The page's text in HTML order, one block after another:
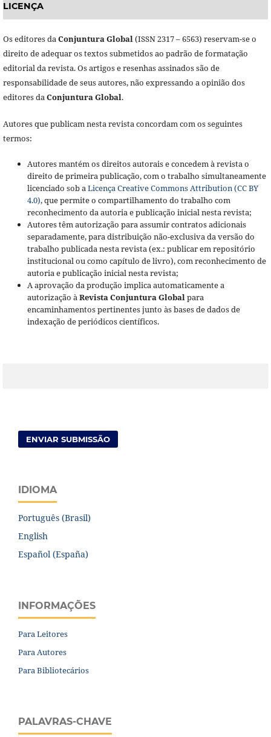
LICENÇA
Os editores daConjuntura Global(ISSN 2317 – 6563) reservam-se o
direito de adequar os textos submetidos ao padrão de formatação
editorial da revista. Os artigos e resenhas assinados são de
responsabilidade de seus autores, não expressando a opinião dos
editores daConjuntura Global.
Autores que publicam nesta revista concordam com os seguintes
termos:
Autores mantém os direitos autorais e concedem à revista o
direito de primeira publicação, com o trabalho simultaneamente
licenciado sob aLicença Creative Commons Attribution (CC BY
4.0), que permite o compartilhamento do trabalho com
reconhecimento da autoria e publicação inicial nesta revista;
Autores têm autorização para assumir contratos adicionais
separadamente, para distribuição não-exclusiva da versão do
trabalho publicada nesta revista (ex.: publicar em repositório
institucional ou como capítulo de livro), com reconhecimento de
autoria e publicação inicial nesta revista;
A aprovação da produção implica automaticamente a
autorização àRevista Conjuntura Globalpara
encaminhamentos pertinentes junto às bases de dados de
indexação de periódicos científicos.
ENVIAR SUBMISSÃO
IDIOMA
Português (Brasil)
English
Español (España)
INFORMAÇÕES
Para Leitores
Para Autores
Para Bibliotecários
PALAVRAS-CHAVE